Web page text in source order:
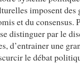
imposent
et du
distinguer par le
d’entrainer une
le débat